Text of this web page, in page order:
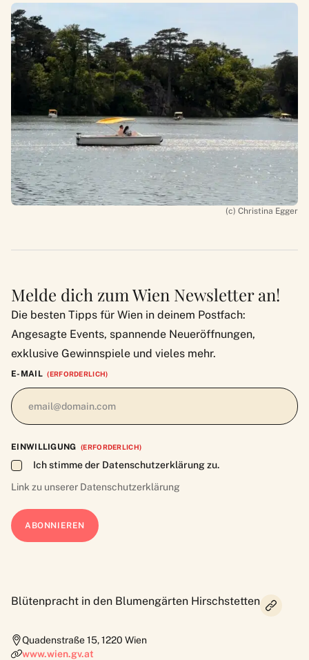
(c) Christina Egger
Melde dich zum Wien Newsletter an!
Die besten Tipps für Wien in deinem Postfach:
Angesagte Events, spannende Neueröffnungen,
exklusive Gewinnspiele und vieles mehr.
E-MAIL (ERFORDERLICH)
EINWILLIGUNG (ERFORDERLICH)
Ich stimme der Datenschutzerklärung zu.
Link zu unserer Datenschutzerklärung
Blütenpracht in den Blumengärten Hirschstetten
Quadenstraße 15,1220 Wien
www.wien.gv.at